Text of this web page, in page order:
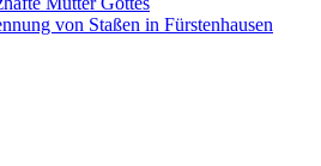
von Staßen in Fürstenhausen